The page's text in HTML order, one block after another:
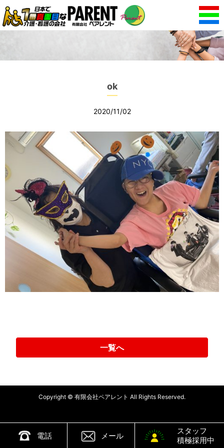
ok
2020/11/02
一覧へ
Copyright © 有限会社ペアレント All Rights Reserved.
電話 メール
スタッフ
積極採用中